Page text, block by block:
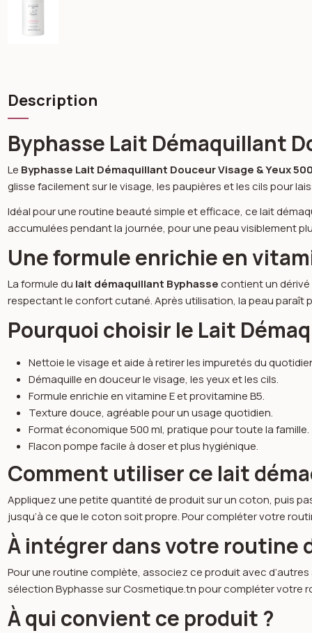
Description
Byphasse Lait Démaquillant
Le Byphasse Lait Démaquillant Douceur Visage & Yeux
glisse facilement sur le visage, les paupières et les cils pour
Idéal pour une routine beauté simple et efficace, ce lait
accumulées pendant la journée, pour une peau visiblement
Une formule enrichie en
La formule du lait démaquillant Byphassecontient un
respectant le confort cutané. Après utilisation, la peau paraît
Pourquoi choisir le Lait
Nettoie le visage et aide à retirer les impuretés du
Démaquille en douceur le visage, les yeux et les cils.
Formule enrichie en vitamine E et provitamine B5.
Texture douce, agréable pour un usage quotidien.
Format économique 500 ml, pratique pour toute la famille.
Flacon pompe facile à doser et plus hygiénique.
Comment utiliser ce lait
Appliquez une petite quantité de produit sur un coton, puis
jusqu’à ce que le coton soit propre. Pour compléter votre
À intégrer dans votre routine
Pour une routine complète, associez ce produit avec
sélectionByphassesur Cosmetique.tn pour compléter votre
À qui convient ce produit ?